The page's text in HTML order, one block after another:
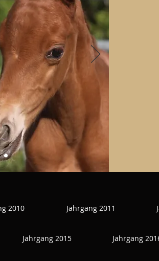
2010 Jahrgang 2011
Jahrgang 2015 Jahrgang